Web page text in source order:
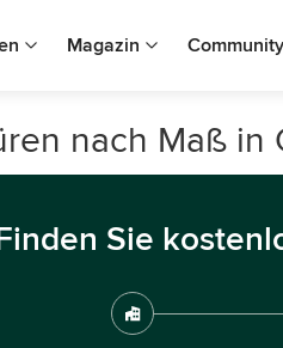
Magazin Community
nach Maß in
Sie